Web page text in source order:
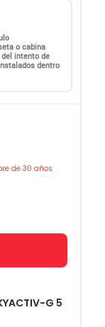
o cabina
intento de
dentro
de 30 años
G 5